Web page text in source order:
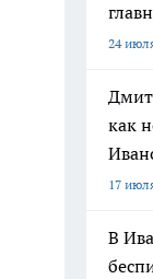
24
как
17
В